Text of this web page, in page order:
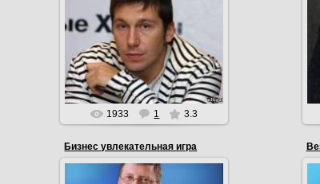
16.03.2012
Если тебя из 100 раз посылают
99, значит, твой бизнес на грани
рентабельности. (Евгений
Чичиваркин)
EmiL
1933 1 3.3
Бизнес увлекательная игра